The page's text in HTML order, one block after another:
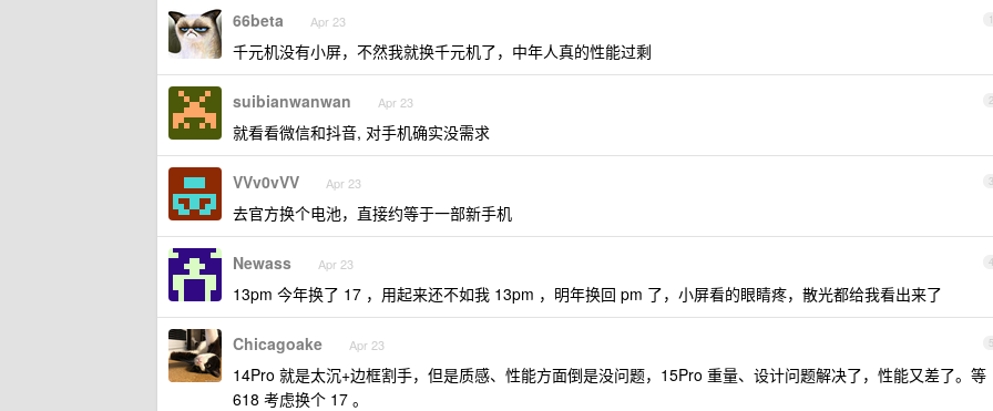
1
66beta Apr 23
千元机没有小屏，不然我就换千元机了，中年人真的性能过剩
2
suibianwanwan Apr 23
就看看微信和抖音, 对手机确实没需求
3
VVv0vVV Apr 23
去官方换个电池，直接约等于一部新手机
4
Newass Apr 23
13pm 今年换了 17 ，用起来还不如我 13pm ，明年换回 pm 了，小屏看的眼睛疼，散光都给我看出来了
5
Chicagoake Apr 23
14Pro 就是太沉+边框割手，但是质感、性能方面倒是没问题，15Pro 重量、设计问题解决了，性能又差了。等
618 考虑换个 17 。